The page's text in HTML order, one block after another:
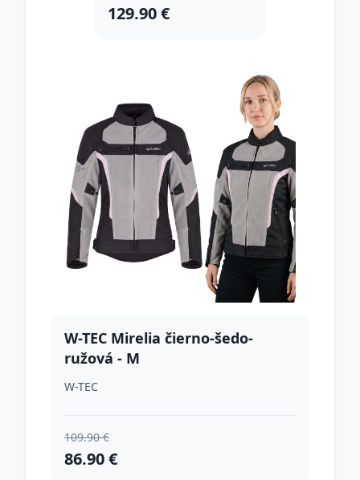
129.90 €
W-TEC Mirelia čierno-šedo-
ružová - M
W-TEC
109.90 €
86.90 €